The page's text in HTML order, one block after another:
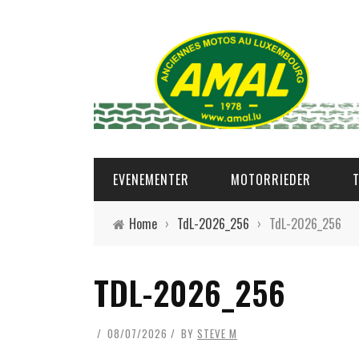
EVENEMENTER MOTORRIEDER
Home › TdL-2026_256 › TdL-2026_256
TDL-2026_256
08/07/2026 BY STEVE M